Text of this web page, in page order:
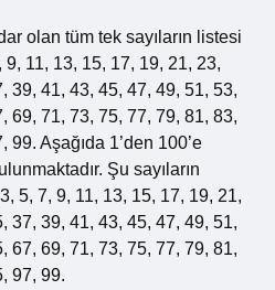
olan tüm tek sayıların listesi
9, 11, 13, 15, 17, 19, 21, 23,
39, 41, 43, 45, 47, 49, 51, 53,
69, 71, 73, 75, 77, 79, 81, 83,
Aşağıda 1’den 100’e
Şu sayıların
5, 7, 9, 11, 13, 15, 17, 19, 21,
37, 39, 41, 43, 45, 47, 49, 51,
67, 69, 71, 73, 75, 77, 79, 81,
97, 99.